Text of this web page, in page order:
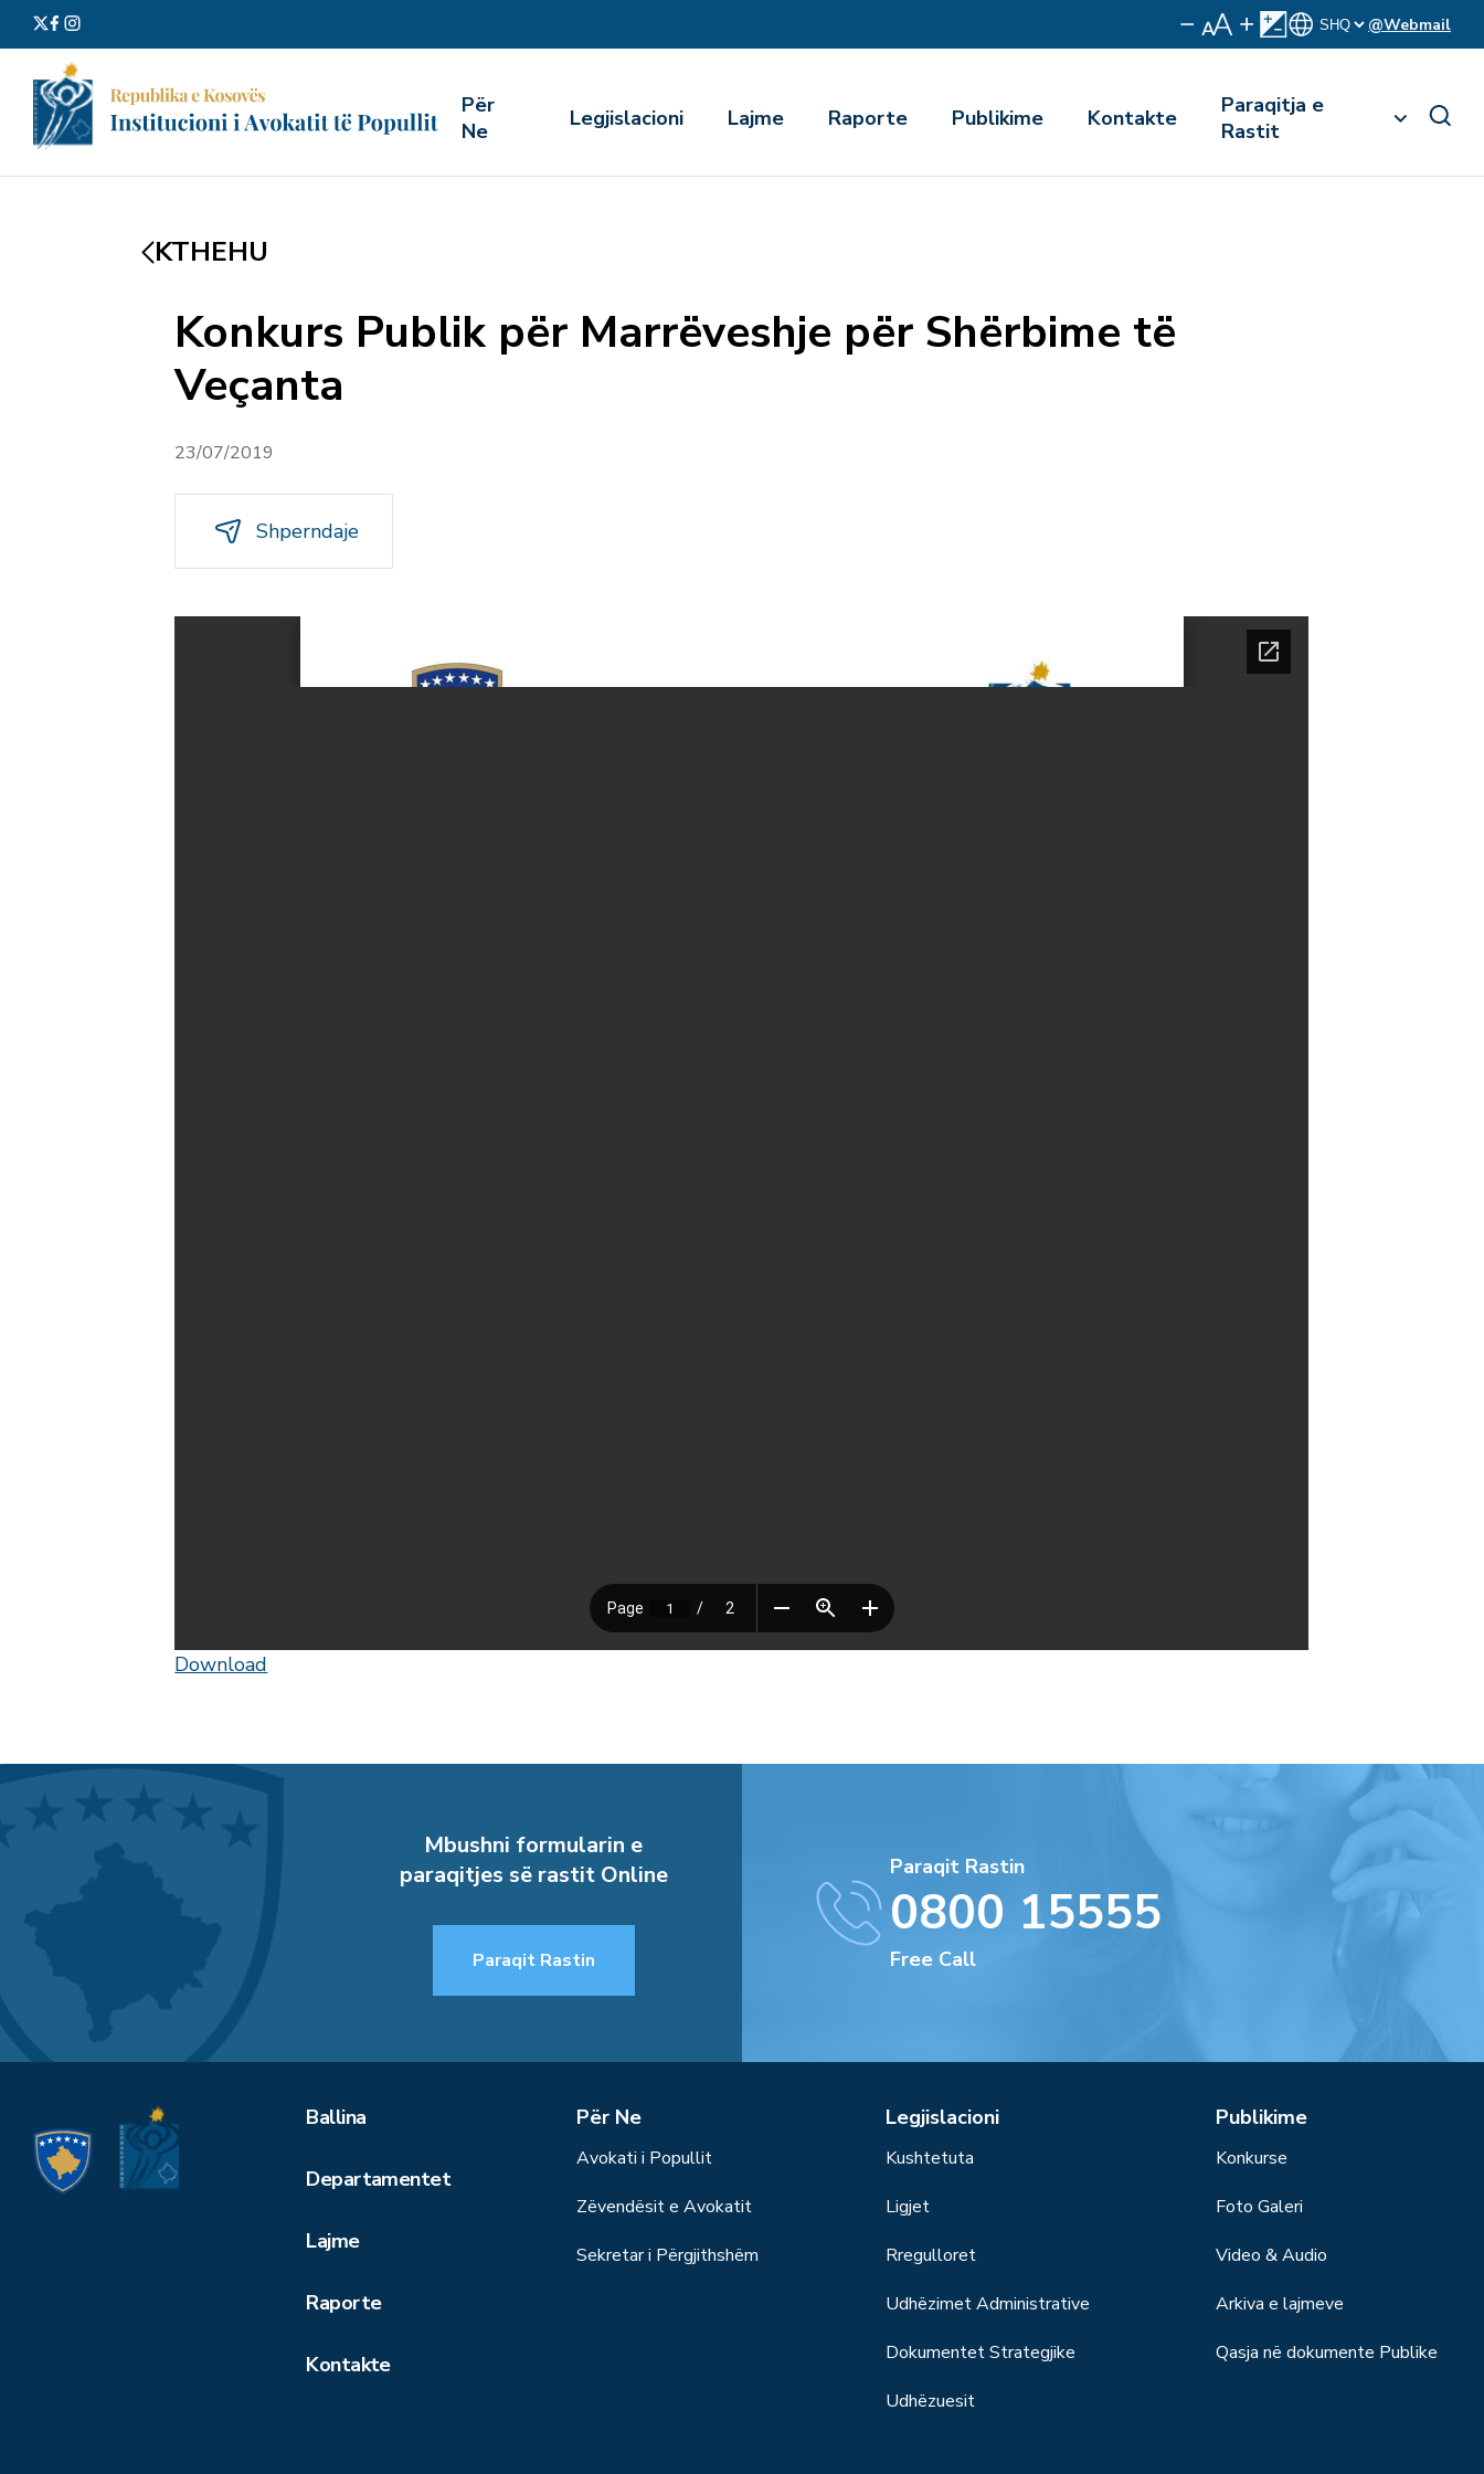
@Webmail
Për
Ne
Legjislacioni Lajme Raporte Publikime Kontakte
Paraqitja e
Rastit
KTHEHU
Konkurs Publik për Marrëveshje për Shërbime të
Veçanta
23/07/2019
Shperndaje
Download
Mbushni formularin e
paraqitjes së rastit Online
Paraqit Rastin
Paraqit Rastin
0800 15555
Free Call
Ballina
Departamentet
Lajme
Raporte
Kontakte
Për Ne
Avokati i Popullit
Zëvendësit e Avokatit
Sekretar i Përgjithshëm
Legjislacioni
Kushtetuta
Ligjet
Rregulloret
Udhëzimet Administrative
Dokumentet Strategjike
Udhëzuesit
Publikime
Konkurse
Foto Galeri
Video & Audio
Arkiva e lajmeve
Qasja në dokumente Publike